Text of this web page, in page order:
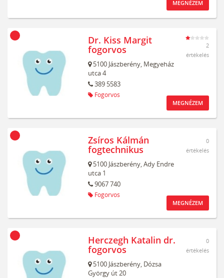
MEGNÉZEM
Dr. Kiss Margit
fogorvos
5100 Jászberény, Megyeház
utca 4
389 5583
Fogorvos
2
értékelés
MEGNÉZEM
Zsíros Kálmán
fogtechnikus
5100 Jászberény,Ady Endre
utca 1
9067 740
Fogorvos
0
értékelés
MEGNÉZEM
Herczegh Katalin dr.
fogorvos
5100 Jászberény, Dózsa
György út 20
0
értékelés